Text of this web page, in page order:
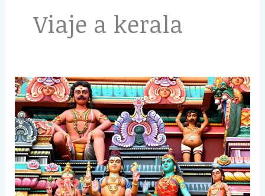
Viaje a kerala
16
Días
Tradicional
Sur
India